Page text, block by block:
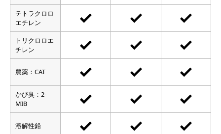
腎障害のリスク増加
中枢神経にも悪影響を与える可能性など
テトラクロロ
エチレン
トリクロロエ
チレン
農薬：CAT
かび臭：2-
MIB
溶解性鉛